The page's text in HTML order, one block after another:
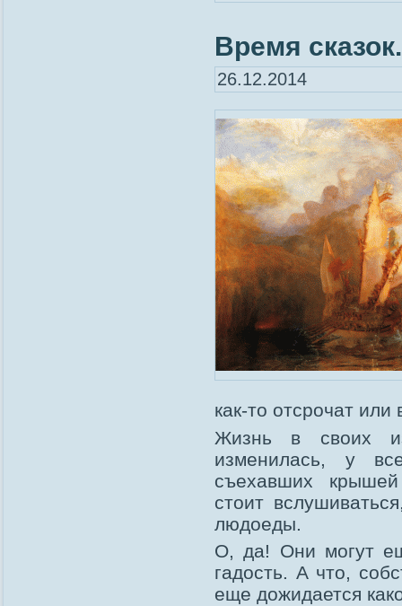
Время
26.12.2014
как-то отсрочат
Жизнь в своих
изменилась, у
съехавших крышей
стоит
людоеды.
О, да! Они могут
гадость. А что,
еще дожидается